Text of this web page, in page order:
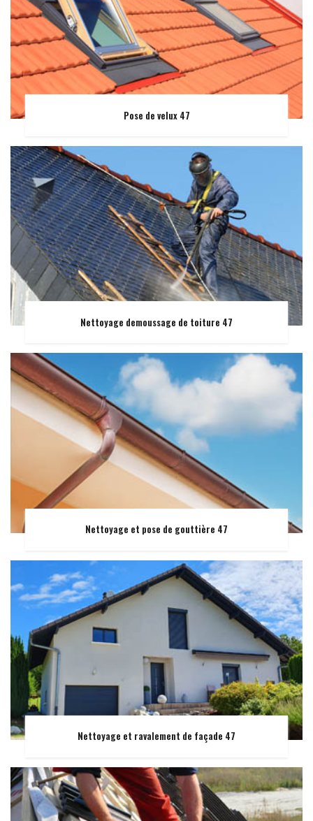
Pose de velux 47
Nettoyage demoussage de toiture 47
Nettoyage et pose de gouttière 47
Nettoyage et ravalement de façade 47